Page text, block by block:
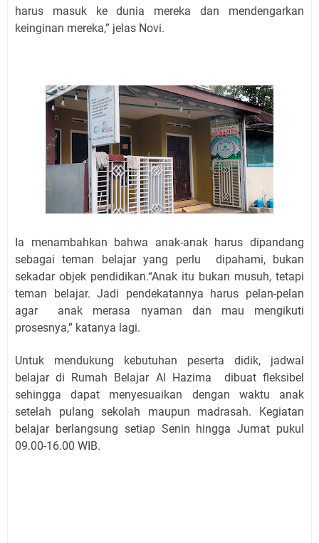
harus masuk ke dunia mereka dan mendengarkan
keinginan mereka,” jelas Novi.
Ia menambahkan bahwa anak-anak harus dipandang
sebagai teman belajar yang perlu dipahami, bukan
sekadar objek pendidikan.“Anak itu bukan musuh, tetapi
teman belajar. Jadi pendekatannya harus pelan-pelan
agar anak merasa nyaman dan mau mengikuti
prosesnya,” katanya lagi.
Untuk mendukung kebutuhan peserta didik, jadwal
belajar di Rumah Belajar Al Hazima dibuat fleksibel
sehingga dapat menyesuaikan dengan waktu anak
setelah pulang sekolah maupun madrasah. Kegiatan
belajar berlangsung setiap Senin hingga Jumat pukul
09.00-16.00 WIB.